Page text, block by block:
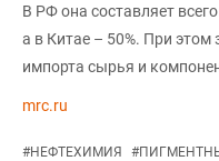
В РФ она составляет
а в Китае – 50%. При
импорта сырья и
mrc.ru
#НЕФТЕХИМИЯ #